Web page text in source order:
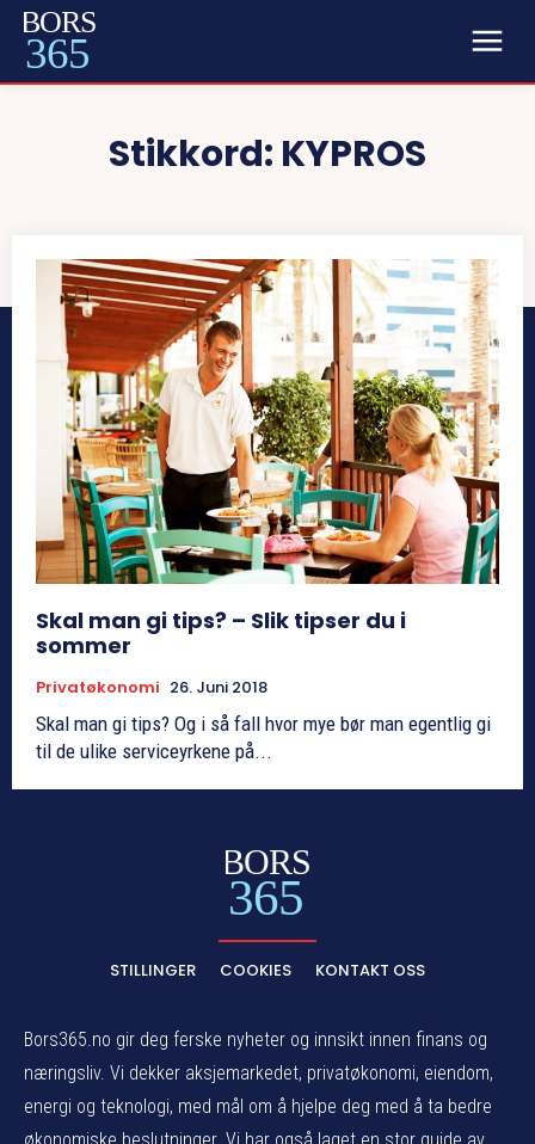
BORS
365
Stikkord: KYPROS
Skal man gi tips? – Slik tipser du i
sommer
Privatøkonomi 26. Juni 2018
Skal man gi tips? Og i så fall hvor mye bør man egentlig gi
til de ulike serviceyrkene på...
BORS
365
STILLINGER COOKIES KONTAKT OSS
Bors365.no gir deg ferske nyheter og innsikt innen finans og
næringsliv. Vi dekker aksjemarkedet, privatøkonomi, eiendom,
energi og teknologi, med mål om å hjelpe deg med å ta bedre